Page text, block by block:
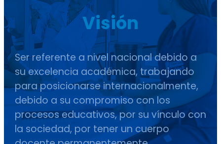
Visión
Ser referente a nivel nacional debido a
su excelencia académica, trabajando
para posicionarse internacionalmente,
debido a su compromiso con los
procesos educativos, por su vínculo con
la sociedad, por tener un cuerpo